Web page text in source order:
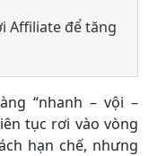
Affiliate để tăng
“nhanh – vội –
tục rơi vào vòng
hạn chế, nhưng